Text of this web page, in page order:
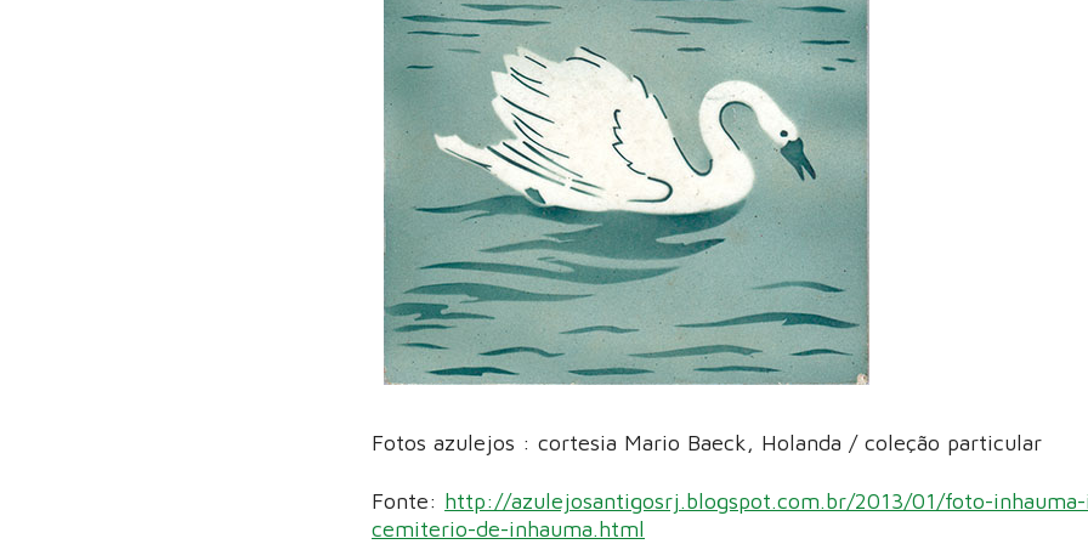
Fotos azulejos : cortesia Mario Baeck, Holanda / coleção particular
Fonte: http://azulejosantigosrj.blogspot.com.br/2013/01/foto-
cemiterio-de-inhauma.html